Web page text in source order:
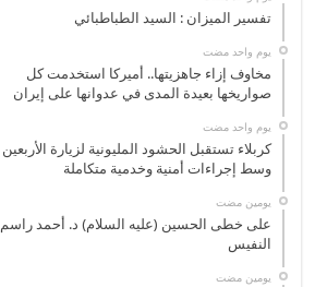
تفسير الميزان : السيد الطباطبائي
‏يوم واحد مضت
مخاوف إزاء جاهزيتها.. أميركا استخدمت كل
صواريخها بعيدة المدى في عدوانها على إيران
‏يوم واحد مضت
كربلاء تستقبل الحشود المليونية لزيارة الأربعين
وسط إجراءات أمنية وخدمية متكاملة
‏يومين مضت
على خطى الحسين (عليه السلام) د. أحمد راسم
النفيس
‏يومين مضت